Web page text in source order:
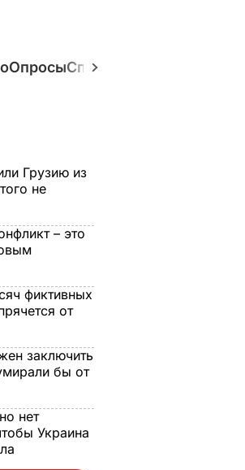
ОпросыСпецпроекты
Грузию из
не
– это
фиктивных
от
заключить
бы от
нет
Украина